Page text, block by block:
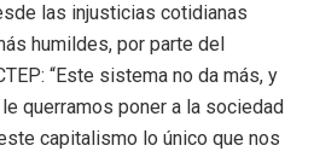
las injusticias cotidianas
humildes, por parte del
“Este sistema no da más, y
querramos poner a la sociedad
capitalismo lo único que nos